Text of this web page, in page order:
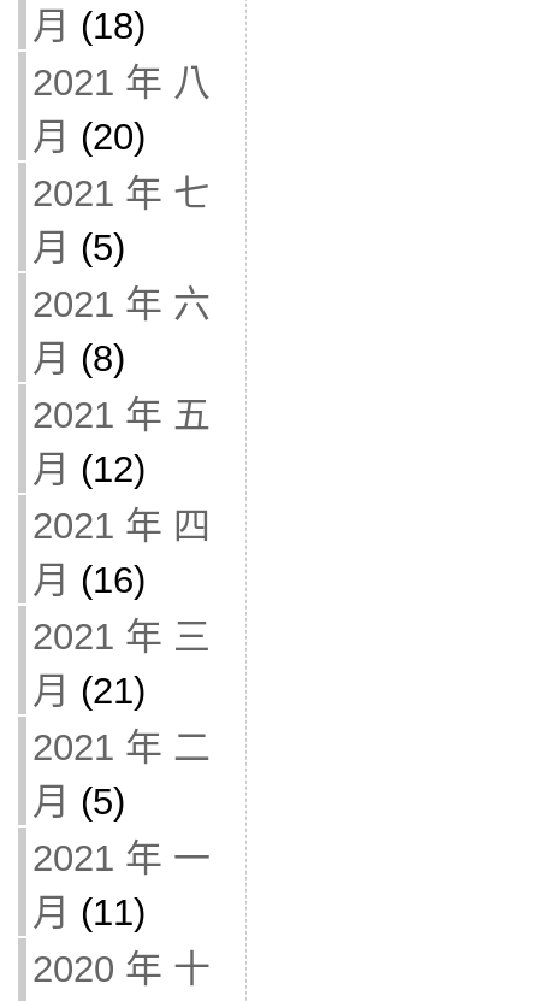
月 (18)
2021 年 八
月 (20)
2021 年 七
月 (5)
2021 年 六
月 (8)
2021 年 五
月 (12)
2021 年 四
月 (16)
2021 年 三
月 (21)
2021 年 二
月 (5)
2021 年 一
月 (11)
2020 年 十